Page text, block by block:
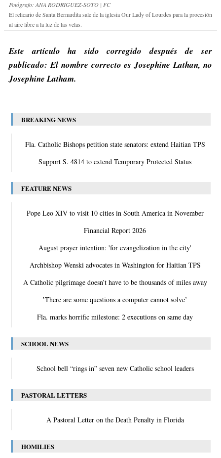
Fotógrafo: ANA RODRIGUEZ-SOTO | FC
El relicario de Santa Bernardita sale de la iglesia Our Lady of Lourdes para la procesión
al aire libre a la luz de las velas.
Este artículo ha sido corregido después de ser
publicado: El nombre correcto es Josephine Lathan, no
Josephine Latham.
BREAKING NEWS
Fla. Catholic Bishops petition state senators: extend Haitian TPS
Support S. 4814 to extend Temporary Protected Status
FEATURE NEWS
Pope Leo XIV to visit 10 cities in South America in November
Financial Report 2026
August prayer intention: 'for evangelization in the city'
Archbishop Wenski advocates in Washington for Haitian TPS
A Catholic pilgrimage doesn’t have to be thousands of miles away
‛There are some questions a computer cannot solve’
Fla. marks horrific milestone: 2 executions on same day
SCHOOL NEWS
School bell “rings in” seven new Catholic school leaders
PASTORAL LETTERS
A Pastoral Letter on the Death Penalty in Florida
HOMILIES